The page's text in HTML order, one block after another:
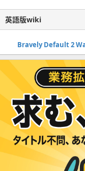
英語版wiki
Bravely Default 2